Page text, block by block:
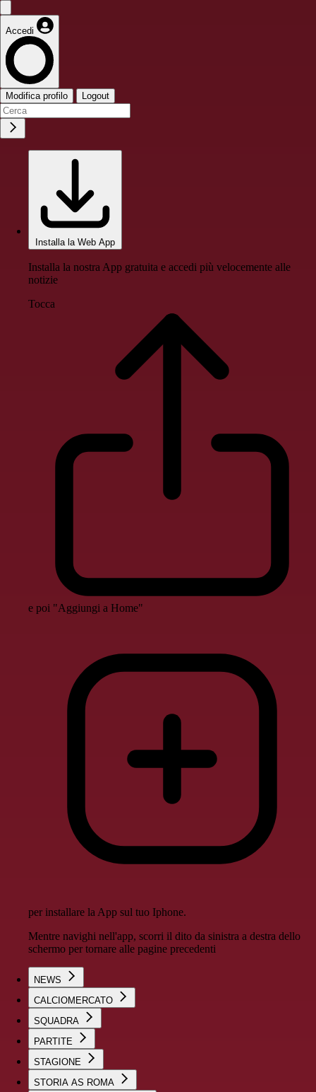
Accedi
Modifica profilo Logout
Installa la Web App
Installa la nostra App gratuita e accedi più velocemente alle
notizie
Tocca
e poi "Aggiungi a Home"
per installare la App sul tuo Iphone.
Mentre navighi nell'app, scorri il dito da sinistra a destra dello
schermo per tornare alle pagine precedenti
NEWS
CALCIOMERCATO
SQUADRA
PARTITE
STAGIONE
STORIA AS ROMA